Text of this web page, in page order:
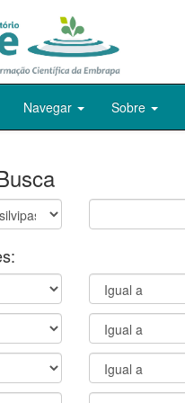
Navegar Sobre